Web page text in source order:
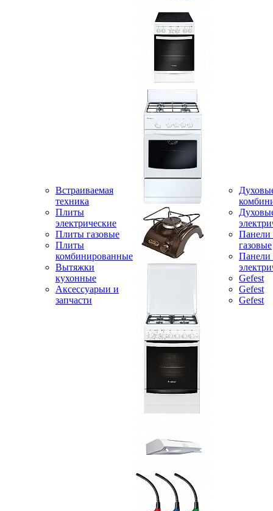
Встраиваемая
техника
Плиты
электрические
Плиты газовые
Плиты
комбинированные
Вытяжки
кухонные
Аксессуарыи и
запчасти
Панели
газовые
Панели
Gefest
Gefest
Gefest